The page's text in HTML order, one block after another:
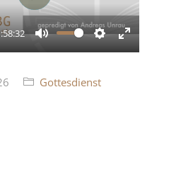
Mute Settings
Enter
Play
Gottesdienst